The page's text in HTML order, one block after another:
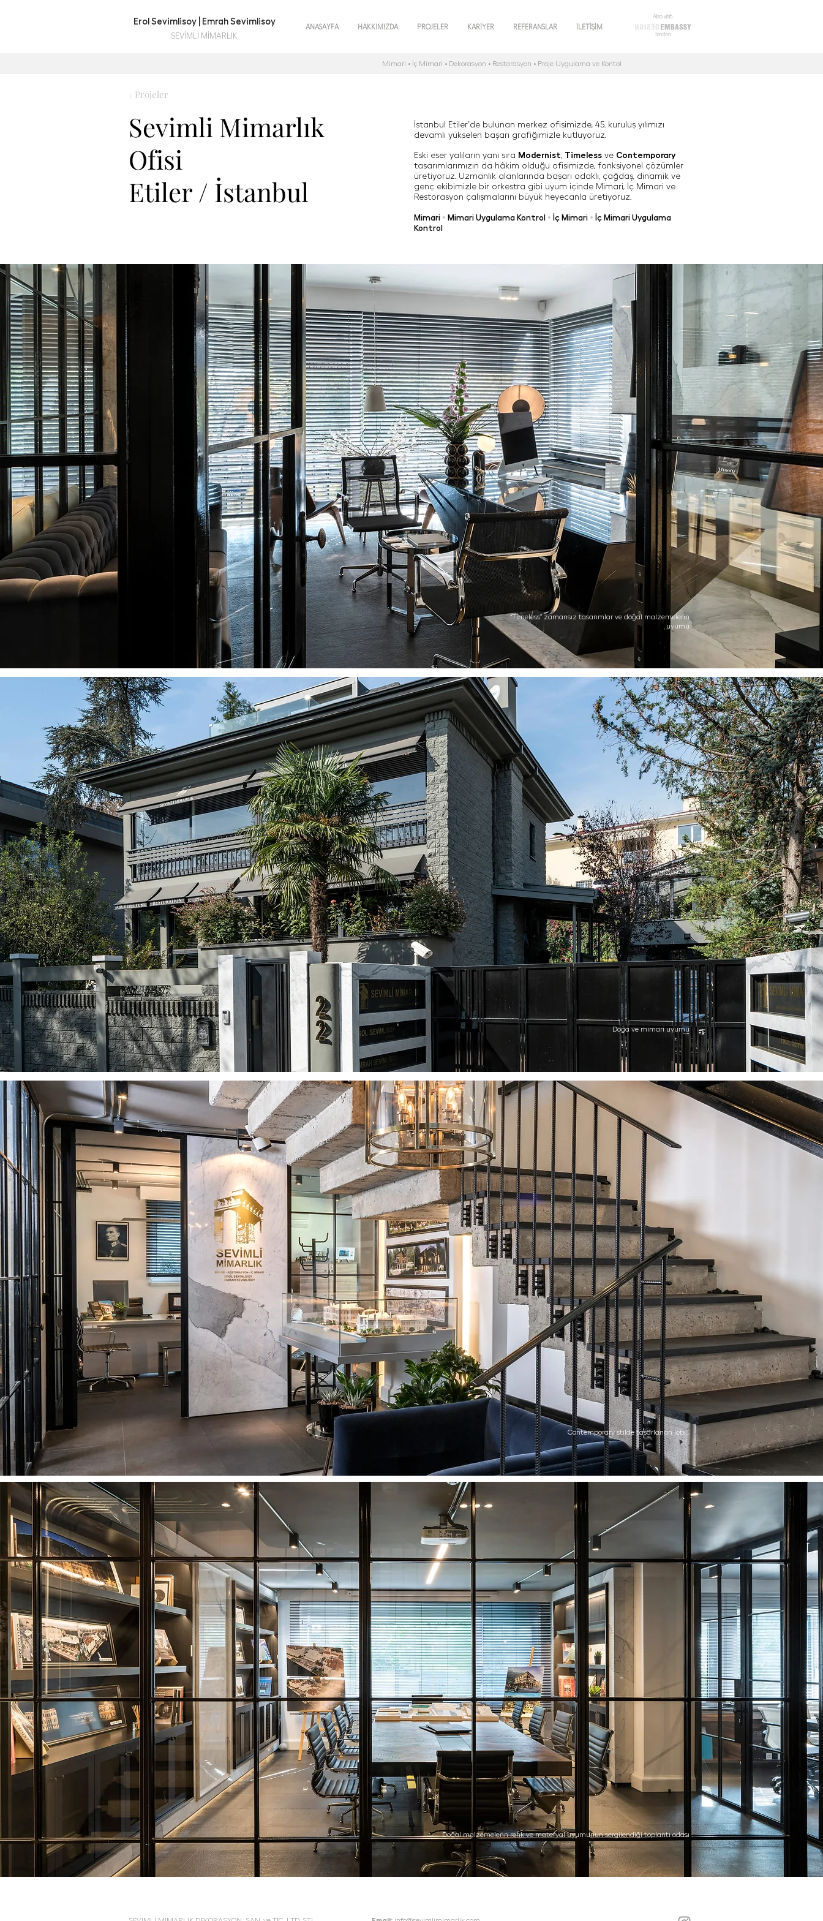
ANASAYFA HAKKIMIZDA PROJELER KARİYER REFERANSLAR İLETİŞİM
Erol Sevimlisoy | Emrah Sevimlisoy
SEVİMLİ MİMARLIK
Also visit:
Mimari • İç Mimari • Dekorasyon • Restorasyon • Proje Uygulama ve Kontol
‹ Projeler
Sevimli Mimarlık
Ofisi
Etiler / İstanbul
İstanbul Etiler’de bulunan merkez ofisimizde, 45. kuruluş yılımızı
devamlı yükselen başarı grafiğimizle kutluyoruz.
Eski eser yalıların yanı sıra Modernist, Timeless ve Contemporary
tasarımlarımızın da hâkim olduğu ofisimizde, fonksiyonel çözümler
üretiyoruz. Uzmanlık alanlarında başarı odaklı, çağdaş, dinamik ve
genç ekibimizle bir orkestra gibi uyum içinde Mimari, İç Mimari ve
Restorasyon çalışmalarını büyük heyecanla üretiyoruz.
Mimari • Mimari Uygulama Kontrol • İç Mimari • İç Mimari Uygulama
Kontrol
“Timeless” zamansız tasarımlar ve doğal malzemelerin
uyumu
Doğa ve mimari uyumu
Contemporary stilde tasarlanan lobi…
Doğal malzemelerin renk ve materyal uyumunun sergilendiği toplantı odası